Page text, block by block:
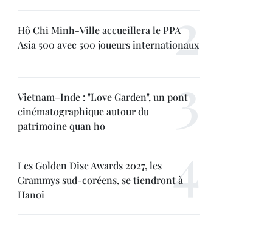
Hô Chi Minh-Ville accueillera le PPA
Asia 500 avec 500 joueurs internationaux
Vietnam–Inde : "Love Garden", un pont
cinématographique autour du
patrimoine quan ho
Les Golden Disc Awards 2027, les
Grammys sud-coréens, se tiendront à
Hanoi